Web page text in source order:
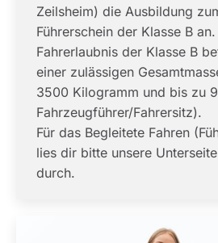
Zeilsheim) die Ausbildung
Führerschein der Klasse B
Fahrerlaubnis der Klasse B
einer zulässigen
3500 Kilogramm und bis zu
Fahrzeugführer/Fahrersitz).
Für das Begleitete Fahren
lies dir bitte unsere
durch.